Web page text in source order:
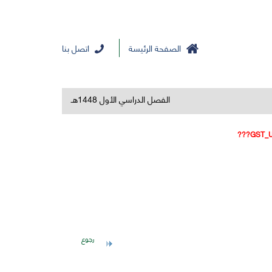
اتصل بنا الصفحة الرئيسة
الفصل الدراسي الأول 1448هـ
رجوع